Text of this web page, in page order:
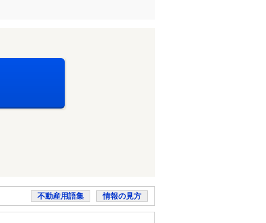
不動産用語集 情報の見方